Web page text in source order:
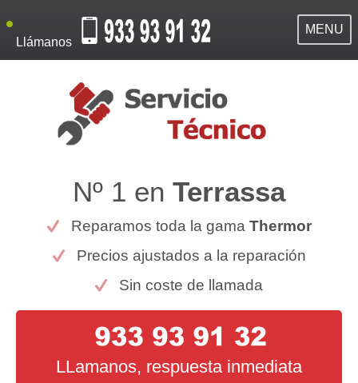
Llámanos
MENU
Nº 1 en Terrassa
Reparamos toda la gama Thermor
Precios ajustados a la reparación
Sin coste de llamada
LLamanos, respuesta inmediata